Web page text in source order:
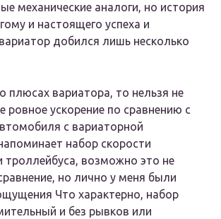
механические аналоги, но история
и настоящего успеха и
добился лишь несколько
плюсах вариатора, то нельзя не
ровное ускорение по сравнению с
с вариаторной
набор скорости
троллейбуса, возможно это не
но лично у меня были
Что характерно, набор
и без рывков или